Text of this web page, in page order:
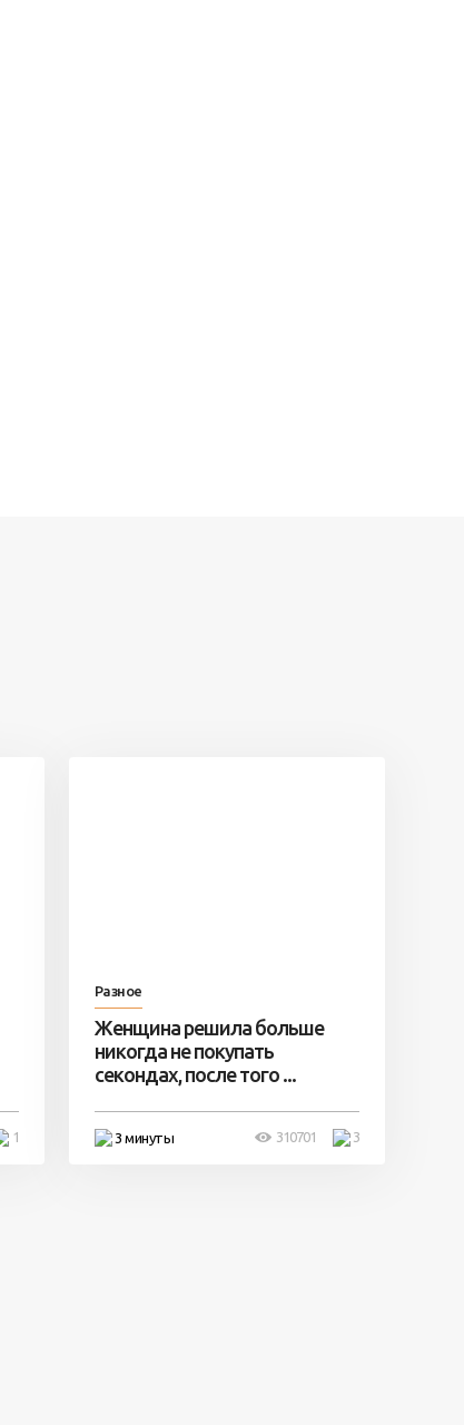
1
Разное
Женщина решила больше
никогда не покупать
секондах, после того ...
3 минуты 3
310701